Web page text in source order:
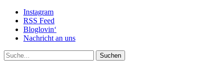
Instagram
RSS Feed
Bloglovin‘
Nachricht an uns
Suche